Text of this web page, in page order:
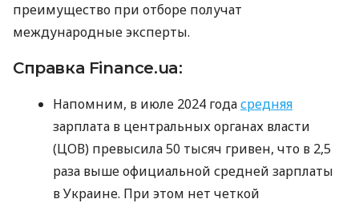
преимущество при отборе получат
международные эксперты.
Справка Finance.ua:
Напомним, в июле 2024 годасредняя
зарплата в центральных органах власти
(ЦОВ) превысила 50 тысяч гривен, что в 2,5
раза выше официальной средней зарплаты
в Украине. При этом нет четкой